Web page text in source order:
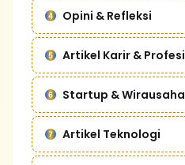
Opini & Refleksi
Artikel Karir & Profesi
Startup & Wirausaha
Artikel Teknologi